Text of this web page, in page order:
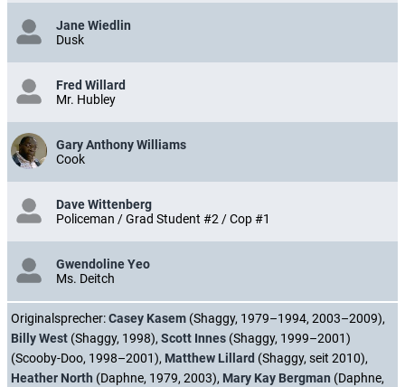
Jane Wiedlin
Dusk
Fred Willard
Mr. Hubley
Gary Anthony Williams
Cook
Dave Wittenberg
Policeman / Grad Student #2 / Cop #1
Gwendoline Yeo
Ms. Deitch
Originalsprecher:Casey Kasem (Shaggy, 1979–1994, 2003–2009),
Billy West (Shaggy, 1998), Scott Innes (Shaggy, 1999–2001)
(Scooby-Doo, 1998–2001), Matthew Lillard (Shaggy, seit 2010),
Heather North (Daphne, 1979, 2003), Mary Kay Bergman (Daphne,